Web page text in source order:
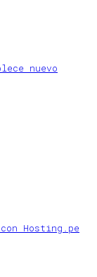
nuevo
Hosting.pe